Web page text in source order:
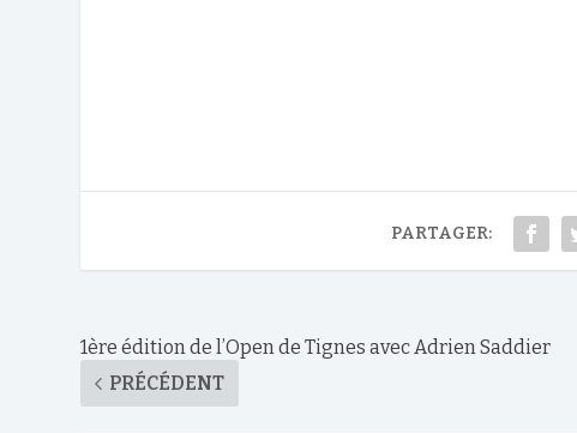
PARTAGER:
1ère édition de l’Open de Tignes avec Adrien Saddier
PRÉCÉDENT